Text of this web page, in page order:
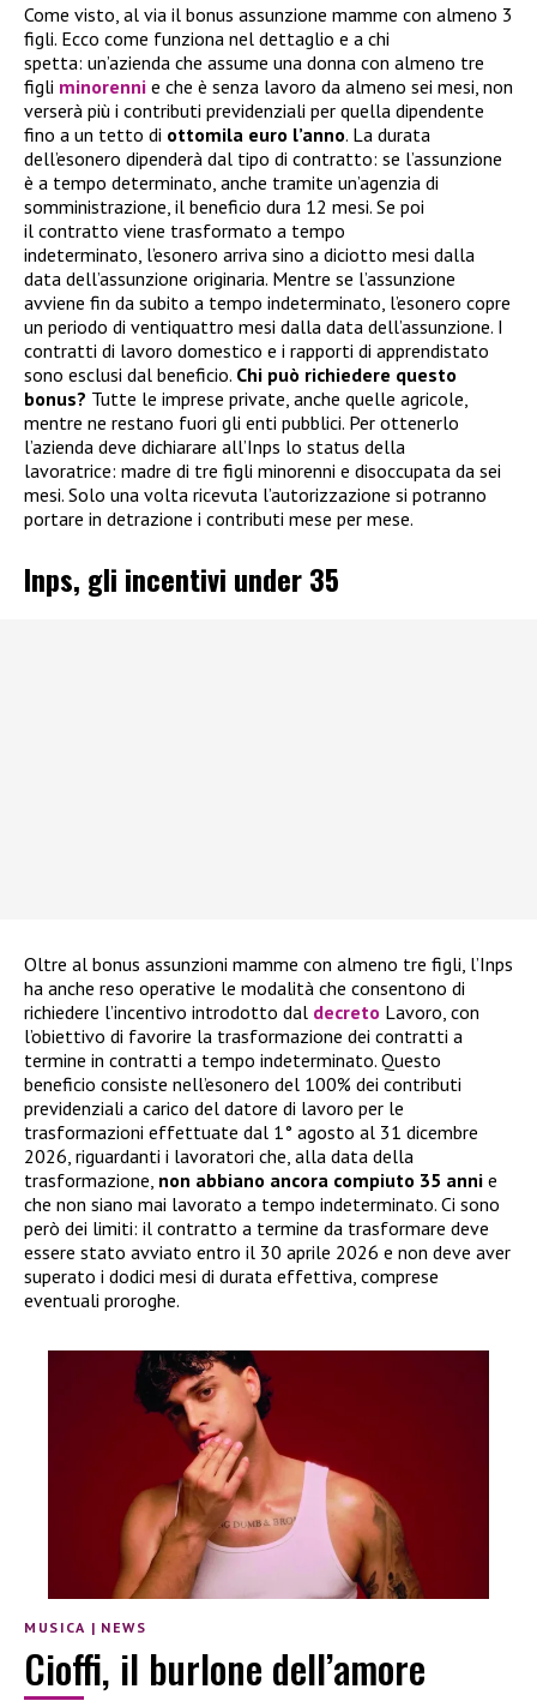
Come visto, al via il bonus assunzione mamme con almeno 3
figli. Ecco come funziona nel dettaglio e a chi
spetta: un’azienda che assume una donna con almeno tre
figli minorenni e che è senza lavoro da almeno sei mesi, non
verserà più i contributi previdenziali per quella dipendente
fino a un tetto di ottomila euro l’anno. La durata
dell’esonero dipenderà dal tipo di contratto: se l’assunzione
è a tempo determinato, anche tramite un’agenzia di
somministrazione, il beneficio dura 12 mesi. Se poi
il contratto viene trasformato a tempo
indeterminato, l’esonero arriva sino a diciotto mesi dalla
data dell’assunzione originaria. Mentre se l’assunzione
avviene fin da subito a tempo indeterminato, l’esonero copre
un periodo di ventiquattro mesi dalla data dell’assunzione. I
contratti di lavoro domestico e i rapporti di apprendistato
sono esclusi dal beneficio. Chi può richiedere questo
bonus? Tutte le imprese private, anche quelle agricole,
mentre ne restano fuori gli enti pubblici. Per ottenerlo
l’azienda deve dichiarare all’Inps lo status della
lavoratrice: madre di tre figli minorenni e disoccupata da sei
mesi. Solo una volta ricevuta l’autorizzazione si potranno
portare in detrazione i contributi mese per mese.
Inps, gli incentivi under 35
Oltre al bonus assunzioni mamme con almeno tre figli, l’Inps
ha anche reso operative le modalità che consentono di
richiedere l’incentivo introdotto dal decreto Lavoro, con
l’obiettivo di favorire la trasformazione dei contratti a
termine in contratti a tempo indeterminato. Questo
beneficio consiste nell’esonero del 100% dei contributi
previdenziali a carico del datore di lavoro per le
trasformazioni effettuate dal 1° agosto al 31 dicembre
2026, riguardanti i lavoratori che, alla data della
trasformazione, non abbiano ancora compiuto 35 anni e
che non siano mai lavorato a tempo indeterminato. Ci sono
però dei limiti: il contratto a termine da trasformare deve
essere stato avviato entro il 30 aprile 2026 e non deve aver
superato i dodici mesi di durata effettiva, comprese
eventuali proroghe.
MUSICA | NEWS
Cioffi, il burlone dell’amore